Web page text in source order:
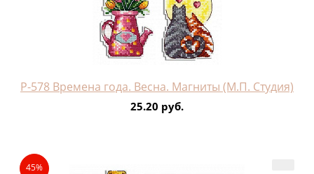
Р-578 Времена года. Весна. Магниты (М.П. Студия)
25.20 руб.
45%